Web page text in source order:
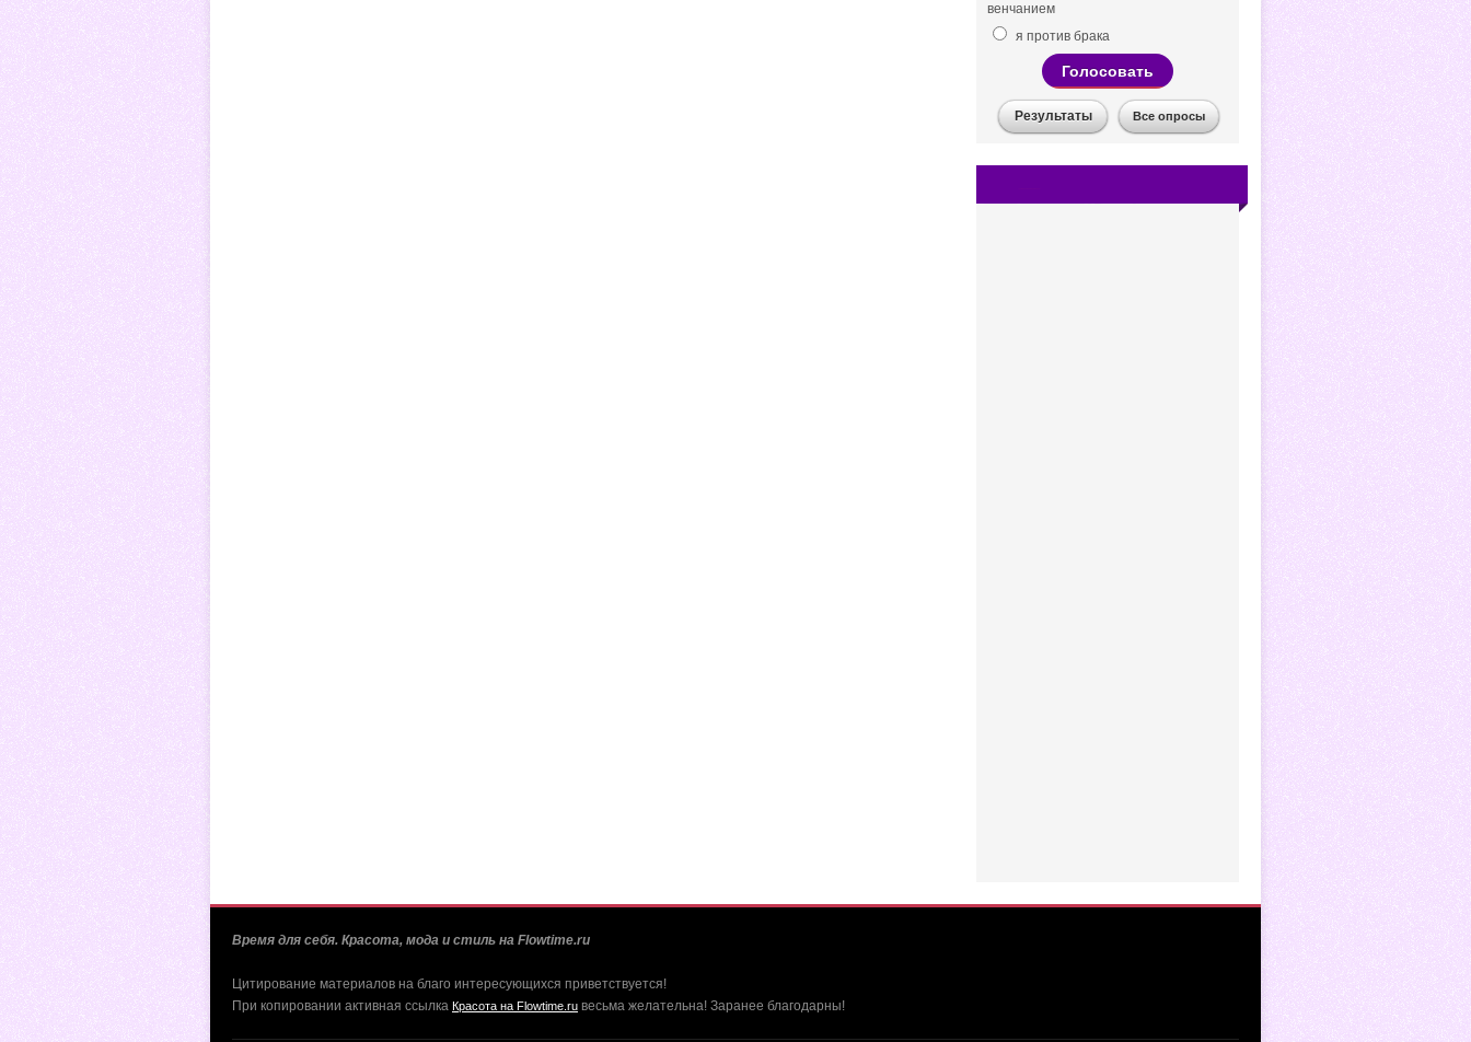
венчанием
я против брака
Голосовать
Результаты Все опросы
Время для себя. Красота, мода и стиль на Flowtime.ru
Цитирование материалов на благо интересующихся приветствуется!
При копировании активная ссылка Красота на Flowtime.ru весьма желательна! Заранее благодарны!